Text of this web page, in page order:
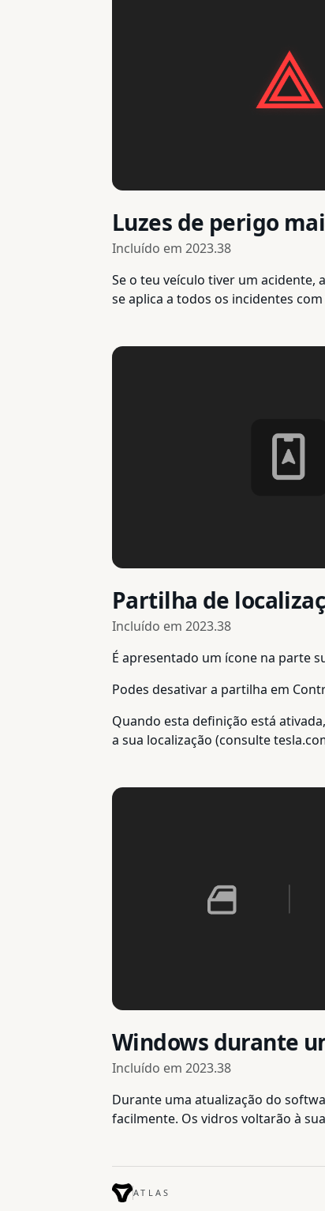
Luzes de perigo
Incluído em 2023.38
Se o teu veículo tiver um acidente,
se aplica a todos os incidentes
Partilha de
Incluído em 2023.38
É apresentado um ícone na parte
Podes desativar a partilha em
Quando esta definição está
a sua localização (consulte
Windows durante
Incluído em 2023.38
Durante uma atualização do
facilmente. Os vidros voltarão à
ATLAS